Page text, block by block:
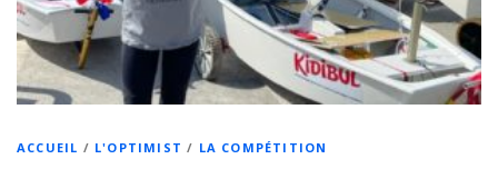
ACCUEIL / L'OPTIMIST / LA COMPÉTITION